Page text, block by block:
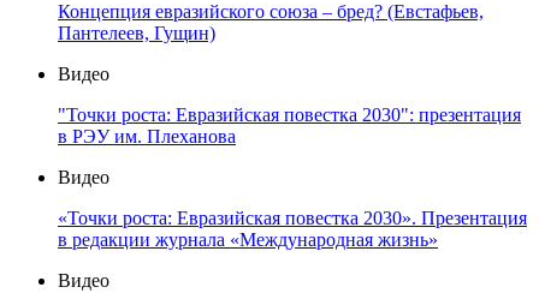
Концепция евразийского союза – бред? (Евстафьев,
Пантелеев, Гущин)
Видео
"Точки роста: Евразийская повестка 2030": презентация
в РЭУ им. Плеханова
Видео
«Точки роста: Евразийская повестка 2030». Презентация
в редакции журнала «Международная жизнь»
Видео